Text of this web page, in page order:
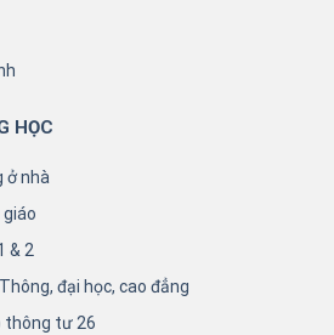
HỌC
ở nhà
giáo
& 2
đại học, cao đẳng
thông tư 26